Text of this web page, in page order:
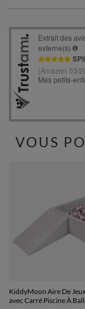
VOUS
KiddyMoon Aire De
avec Carré Piscine À